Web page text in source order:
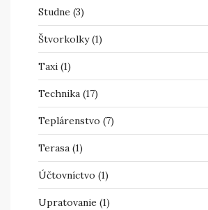
Studne (3)
Štvorkolky(1)
Taxi (1)
Technika (17)
Teplárenstvo (7)
Terasa (1)
Účtovníctvo (1)
Upratovanie (1)